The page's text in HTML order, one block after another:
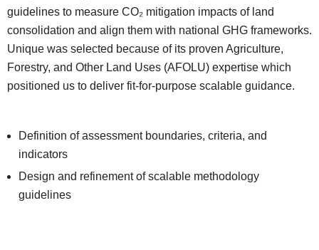
guidelines to measure CO₂ mitigation impacts of land
consolidation and align them with national GHG frameworks.
Unique was selected because of its proven Agriculture,
Forestry, and Other Land Uses (AFOLU) expertise which
positioned us to deliver fit-for-purpose scalable guidance.
Definition of assessment boundaries, criteria, and
indicators
Design and refinement of scalable methodology
guidelines